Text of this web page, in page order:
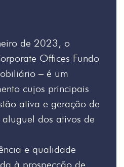
de 2023, o
Offices Fundo
– é um
cujos principais
ativa e geração de
dos ativos de
e qualidade
à prospecção de